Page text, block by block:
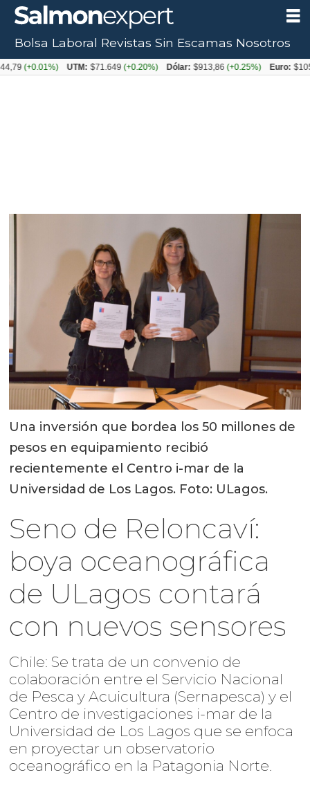
Una inversión que bordea los 50 millones de
pesos en equipamiento recibió
recientemente el Centro i-mar de la
Universidad de Los Lagos. Foto: ULagos.
Seno de Reloncaví:
boya oceanográfica
de ULagos contará
con nuevos sensores
Chile: Se trata de un convenio de
colaboración entre el Servicio Nacional
de Pesca y Acuicultura (Sernapesca) y el
Centro de investigaciones i-mar de la
Universidad de Los Lagos que se enfoca
en proyectar un observatorio
oceanográfico en la Patagonia Norte.
Bolsa Laboral Revistas Sin Escamas Nosotros
UTM: $71.649(+0.20%) Dólar: $913,86(+0.25%) Euro: $1053,08(-